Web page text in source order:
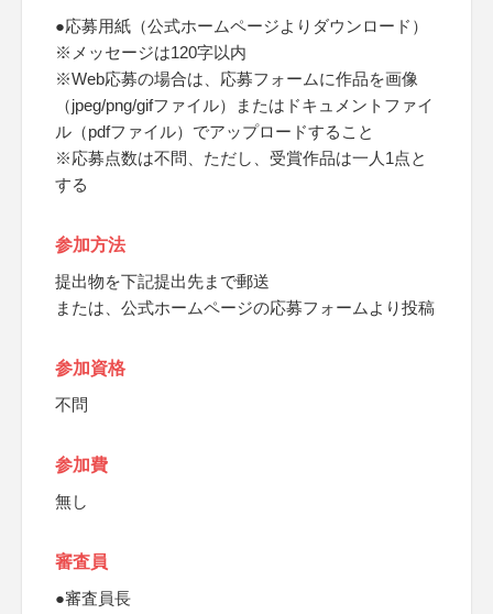
●応募用紙（公式ホームページよりダウンロード）
※メッセージは120字以内
※Web応募の場合は、応募フォームに作品を画像
（jpeg/png/gifファイル）またはドキュメントファイ
ル（pdfファイル）でアップロードすること
※応募点数は不問、ただし、受賞作品は一人1点と
する
参加方法
提出物を下記提出先まで郵送
または、公式ホームページの応募フォームより投稿
参加資格
不問
参加費
無し
審査員
●審査員長